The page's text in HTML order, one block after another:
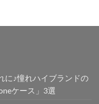
に♪憧れハイブランドの
ケース」3選